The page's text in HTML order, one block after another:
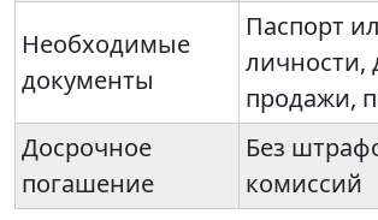
Необходимые
документы
Паспорт
личности,
продажи,
Досрочное
погашение
Без
комиссий